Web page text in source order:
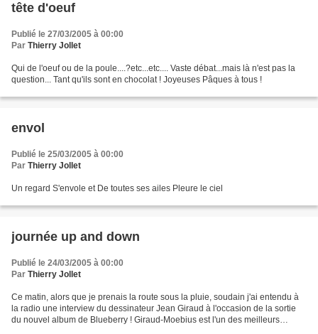
tête d'oeuf
Publié le 27/03/2005 à 00:00
Par Thierry Jollet
Qui de l'oeuf ou de la poule....?etc...etc.... Vaste débat...mais là n'est pas la
question... Tant qu'ils sont en chocolat ! Joyeuses Pâques à tous !
envol
Publié le 25/03/2005 à 00:00
Par Thierry Jollet
Un regard S'envole et De toutes ses ailes Pleure le ciel
journée up and down
Publié le 24/03/2005 à 00:00
Par Thierry Jollet
Ce matin, alors que je prenais la route sous la pluie, soudain j'ai entendu à
la radio une interview du dessinateur Jean Giraud à l'occasion de la sortie
du nouvel album de Blueberry ! Giraud-Moebius est l'un des meilleurs